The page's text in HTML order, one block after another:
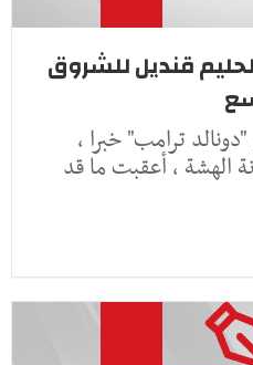
قنديل للشروق
ترامب" خبرا ،
الهشة ، أعقبت ما قد